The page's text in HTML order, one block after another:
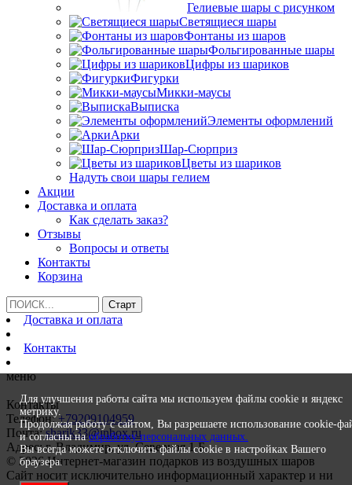
Гелиевые шары с рисунком
Светящиеся шары
Фонтаны из шаров
Фольгированные шары
Цифры из шариков
Фигурки
Микки-маусы
Выписка
Элементы оформлений
Арки
Шар-Сюрприз
Цветы из шариков
Надуть свои шары гелием
Акции
Доставка и оплата
Как сделать заказ?
Отзывы
Вопросы и ответы
Контакты
Корзина
Доставка и оплата
Контакты
меню
Контакты
Телефон:+79209104959
Почта:sharik33@inbox.ru
Адрес: г. Владимир, ул. Северная 1 Б
© 2026 Интернет-магазин подарков из воздушных шаров
Сайт носит исключительно информационный характер и ни
Для улучшения работы сайта мы используем файлы cookie и яндекс
метрику.
Продолжая работу с сайтом, Вы разрешаете использование cookie-
и согласны наобработку персональных данных.
Вы всегда можете отключить файлы cookie в настройках Вашего
браузера.